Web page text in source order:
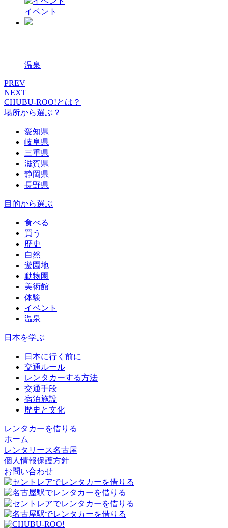
イベント
温泉
PREV
NEXT
CHUBU-ROO!とは？
場所から選ぶ？
愛知県
岐阜県
三重県
滋賀県
静岡県
長野県
目的から選ぶ
食べる
買う
歴史
自然
遊園地
動物園
美術館
体験
イベント
温泉
日本を学ぶ
日本に行く前に
交通ルール
レンタカーする方法
交通手段
宿泊施設
歴史と文化
レンタカーを借りる
ホーム
レンタリース名古屋
個人情報保護方針
お問い合わせ